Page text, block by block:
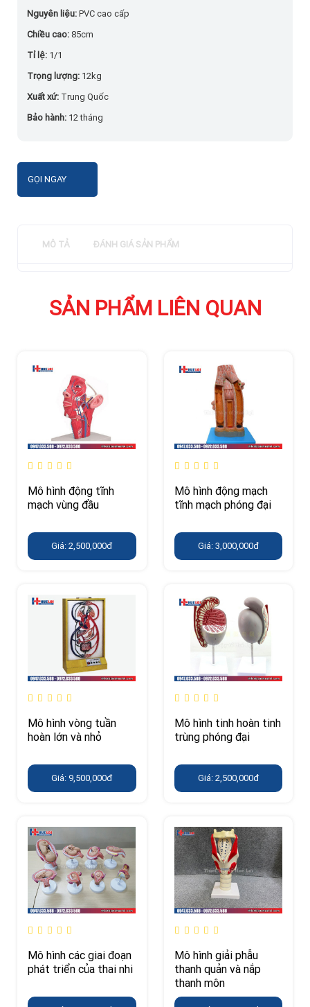
Nguyên liệu:PVC cao cấp
Chiều cao:85cm
Tỉ lệ: 1/1
Trọng lượng: 12kg
Xuất xứ: Trung Quốc
Bảo hành: 12 tháng
GỌI NGAY
MÔ TẢ ĐÁNH GIÁ SẢN PHẨM
SẢN PHẨM LIÊN QUAN
Mô hình động tĩnh
mạch vùng đầu
Giá: 2,500,000đ
Mô hình động mạch
tĩnh mạch phóng đại
Giá: 3,000,000đ
Mô hình vòng tuần
hoàn lớn và nhỏ
Giá: 9,500,000đ
Mô hình tinh hoàn tinh
trùng phóng đại
Giá: 2,500,000đ
Mô hình các giai đoạn
phát triển của thai nhi
Mô hình giải phẫu
thanh quản và nắp
thanh môn